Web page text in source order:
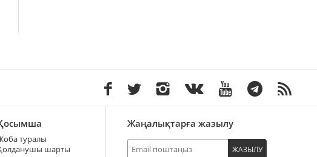
туралы
шарты
Жаңалықтарға жазылу
ЖАЗЫЛУ